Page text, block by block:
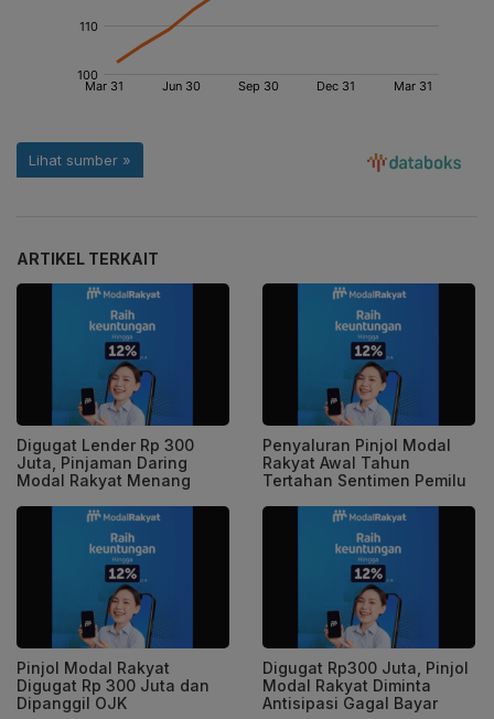
ARTIKEL TERKAIT
Digugat Lender Rp 300
Juta, Pinjaman Daring
Modal Rakyat Menang
Penyaluran Pinjol Modal
Rakyat Awal Tahun
Tertahan Sentimen Pemilu
Pinjol Modal Rakyat
Digugat Rp 300 Juta dan
Dipanggil OJK
Digugat Rp300 Juta, Pinjol
Modal Rakyat Diminta
Antisipasi Gagal Bayar